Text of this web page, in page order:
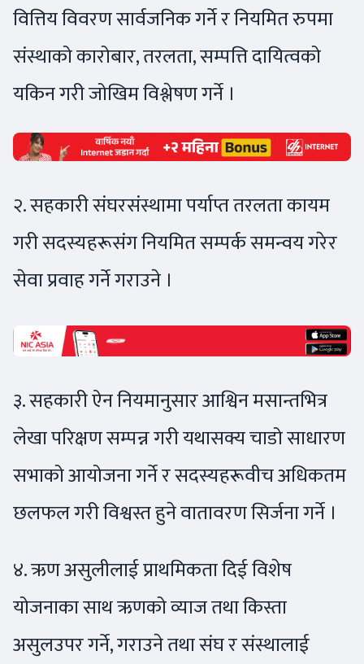
वित्तिय विवरण सार्वजनिक गर्ने र नियमित रुपमा
संस्थाको कारोबार, तरलता, सम्पत्ति दायित्वको
यकिन गरी जोखिम विश्लेषण गर्ने ।
२. सहकारी संघरसंस्थामा पर्याप्त तरलता कायम
गरी सदस्यहरूसंग नियमित सम्पर्क समन्वय गरेर
सेवा प्रवाह गर्ने गराउने ।
३. सहकारी ऐन नियमानुसार आश्विन मसान्तभित्र
लेखा परिक्षण सम्पन्न गरी यथासक्य चाडो साधारण
सभाको आयोजना गर्ने र सदस्यहरूवीच अधिकतम
छलफल गरी विश्वस्त हुने वातावरण सिर्जना गर्ने ।
४. ऋण असुलीलाई प्राथमिकता दिई विशेष
योजनाका साथ ऋणको व्याज तथा किस्ता
असुलउपर गर्ने, गराउने तथा संघ र संस्थालाई